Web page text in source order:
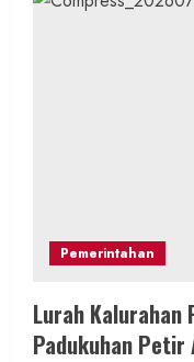
Pemerintahan
Lurah
Padukuhan Petir